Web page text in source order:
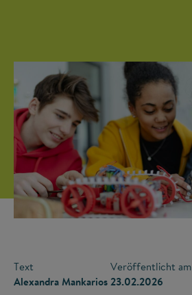
Text
Alexandra Mankarios
Veröffentlicht am
23.02.2026